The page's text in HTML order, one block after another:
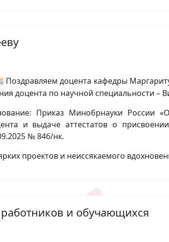
Поздравляем доцента кафедры
доцента по научной специальности –
Приказ Минобрнауки России
и выдаче аттестатов о
№ 846/нк.
проектов и неиссякаемого
и обучающихся